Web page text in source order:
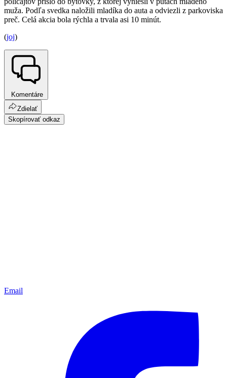
muža. Podľa svedka naložili mladíka do auta a odviezli z parkoviska
preč. Celá akcia bola rýchla a trvala asi 10 minút.
(joj)
Komentáre
Zdielať
Skopírovať odkaz
Email